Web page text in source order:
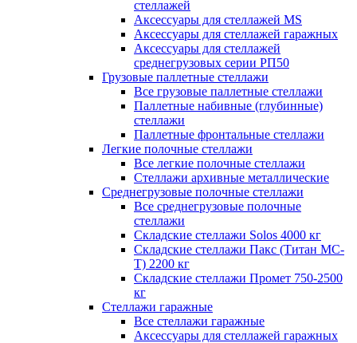
стеллажей
Аксессуары для стеллажей MS
Аксессуары для стеллажей гаражных
Аксессуары для стеллажей
среднегрузовых серии РП50
Грузовые паллетные стеллажи
Все грузовые паллетные стеллажи
Паллетные набивные (глубинные)
стеллажи
Паллетные фронтальные стеллажи
Легкие полочные стеллажи
Все легкие полочные стеллажи
Стеллажи архивные металлические
Среднегрузовые полочные стеллажи
Все среднегрузовые полочные
стеллажи
Складские стеллажи Solos 4000 кг
Складские стеллажи Пакс (Титан МС-
Т) 2200 кг
Складские стеллажи Промет 750-2500
кг
Стеллажи гаражные
Все стеллажи гаражные
Аксессуары для стеллажей гаражных